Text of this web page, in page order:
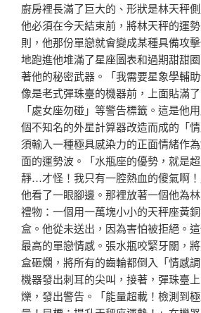
廚房裡長滿了巨大的、形狀是林天秤
他必須在今天結束前，將林天秤的運
則，他那份單戀就會變成某種具備攻
地跑進他堆滿了星座圖表和過期甜甜
著他的秘密武器。「我需要星象學輔
像是老式彈珠臺的機器前，上面貼滿
「處女座勿碰」等警告標籤。這是他
個不知名的外星計算器改造而成的「
須輸入一種極具感染力的正面情緒作
面的運勢波。「水瓶座的優勢，就是
靜…才怪！我只有一腔熱血的傻氣啊！
他看了一眼腳邊。那裡放著一個他為
禮物：一個用一萬塊小小的天秤座黃
盒。他從未送出，因為害怕被拒絕。
最高的單戀情感。張水瓶咬緊牙關，
盒砸爛，將所有的齒輪都倒入「情感
機器發出刺耳的尖叫，接著，彈珠臺
爍，發出警告。「能量超載！檢測到